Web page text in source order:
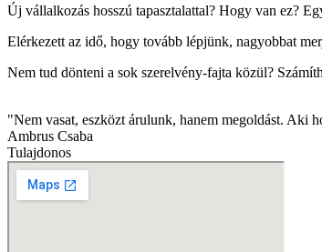
Új vállalkozás hosszú tapasztalattal? Hogy van ez?
Elérkezett az idő, hogy tovább lépjünk, nagyobbat
Nem tud dönteni a sok szerelvény-fajta közül?
"Nem vasat, eszközt árulunk, hanem megoldást. Aki
Ambrus Csaba
Tulajdonos